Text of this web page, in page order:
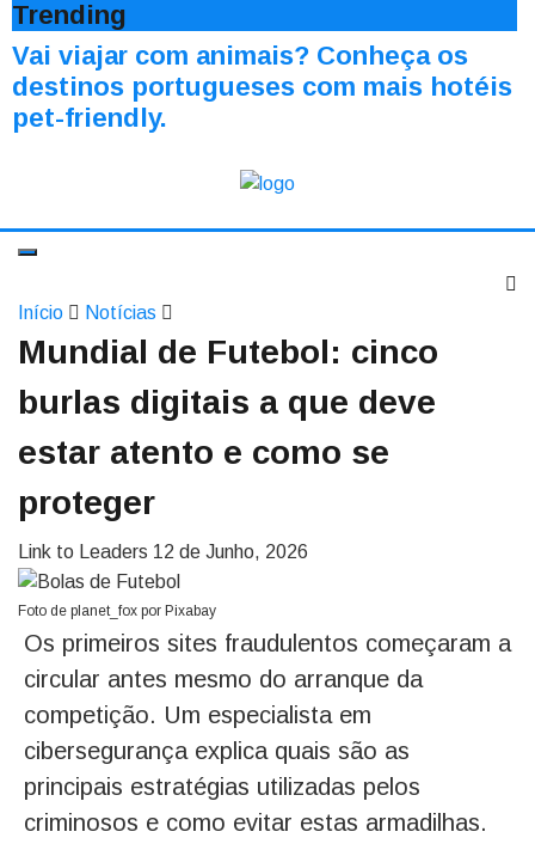
Trending
Vai viajar com animais? Conheça os
destinos portugueses com mais hotéis
pet-friendly.
Início Notícias
Mundial de Futebol: cinco
burlas digitais a que deve
estar atento e como se
proteger
Link to Leaders 12 de Junho, 2026
Foto de planet_fox por Pixabay
Os primeiros sites fraudulentos começaram a
circular antes mesmo do arranque da
competição. Um especialista em
cibersegurança explica quais são as
principais estratégias utilizadas pelos
criminosos e como evitar estas armadilhas.